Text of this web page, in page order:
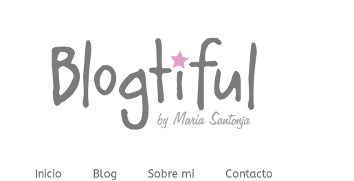
Inicio Blog Sobre mi Contacto